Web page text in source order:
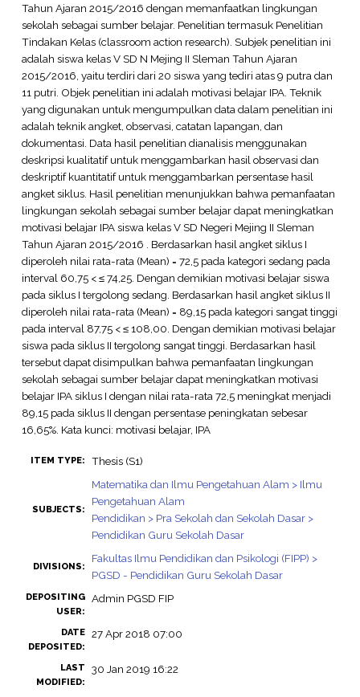
Tahun Ajaran 2015/2016 dengan memanfaatkan lingkungan
sekolah sebagai sumber belajar. Penelitian termasuk Penelitian
Tindakan Kelas (classroom action research). Subjek penelitian ini
adalah siswa kelas V SD N Mejing II Sleman Tahun Ajaran
2015/2016, yaitu terdiri dari 20 siswa yang tediri atas 9 putra dan
11 putri. Objek penelitian ini adalah motivasi belajar IPA. Teknik
yang digunakan untuk mengumpulkan data dalam penelitian ini
adalah teknik angket, observasi, catatan lapangan, dan
dokumentasi. Data hasil penelitian dianalisis menggunakan
deskripsi kualitatif untuk menggambarkan hasil observasi dan
deskriptif kuantitatif untuk menggambarkan persentase hasil
angket siklus. Hasil penelitian menunjukkan bahwa pemanfaatan
lingkungan sekolah sebagai sumber belajar dapat meningkatkan
motivasi belajar IPA siswa kelas V SD Negeri Mejing II Sleman
Tahun Ajaran 2015/2016 . Berdasarkan hasil angket siklus I
diperoleh nilai rata-rata (Mean) = 72,5 pada kategori sedang pada
interval 60,75 < ≤ 74,25. Dengan demikian motivasi belajar siswa
pada siklus I tergolong sedang. Berdasarkan hasil angket siklus II
diperoleh nilai rata-rata (Mean) = 89,15 pada kategori sangat tinggi
pada interval 87,75 < ≤ 108,00. Dengan demikian motivasi belajar
siswa pada siklus II tergolong sangat tinggi. Berdasarkan hasil
tersebut dapat disimpulkan bahwa pemanfaatan lingkungan
sekolah sebagai sumber belajar dapat meningkatkan motivasi
belajar IPA siklus I dengan nilai rata-rata 72,5 meningkat menjadi
89,15 pada siklus II dengan persentase peningkatan sebesar
16,65%. Kata kunci: motivasi belajar, IPA
ITEM TYPE: Thesis (S1)
SUBJECTS:
Matematika dan Ilmu Pengetahuan Alam > Ilmu
Pengetahuan Alam
Pendidikan > Pra Sekolah dan Sekolah Dasar >
Pendidikan Guru Sekolah Dasar
DIVISIONS:
Fakultas Ilmu Pendidikan dan Psikologi (FIPP) >
PGSD - Pendidikan Guru Sekolah Dasar
DEPOSITING
USER:
Admin PGSD FIP
DATE
DEPOSITED:
27 Apr 2018 07:00
LAST
MODIFIED:
30 Jan 2019 16:22